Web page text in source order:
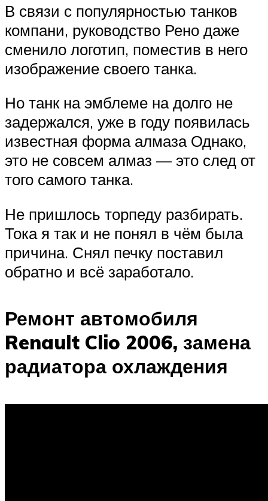
В связи с популярностью танков
компани, руководство Рено даже
сменило логотип, поместив в него
изображение своего танка.
Но танк на эмблеме на долго не
задержался, уже в году появилась
известная форма алмаза Однако,
это не совсем алмаз — это след от
того самого танка.
Не пришлось торпеду разбирать.
Тока я так и не понял в чём была
причина. Снял печку поставил
обратно и всё заработало.
Ремонт автомобиля
Renault Clio 2006, замена
радиатора охлаждения